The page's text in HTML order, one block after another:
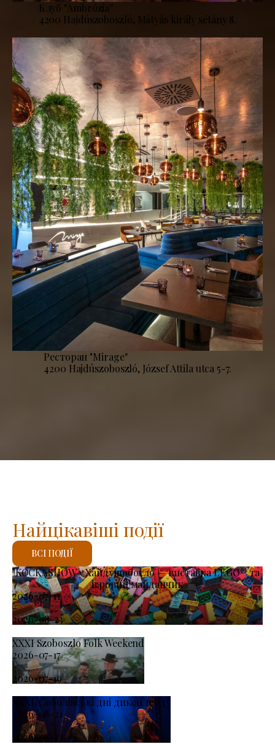
Клуб "Ambrózia''
4200 Hajdúszoboszló, Mátyás király sétány 8.
Ресторан "Mirage''
4200 Hajdúszoboszló, József Attila utca 5-7.
KOCKASHOW у Хайдушобосло — виставка LEGO® та
ігровий майданчик
2026-07-11
-
2026-08-23
XXXI Szoboszlo Folk Weekend
2026-07-17
-
2026-07-19
XXXI. Соболівські дні диксиленду
2026-08-21
-
2026-08-23
Найцікавіші події
ВСІ ПОДІЇ